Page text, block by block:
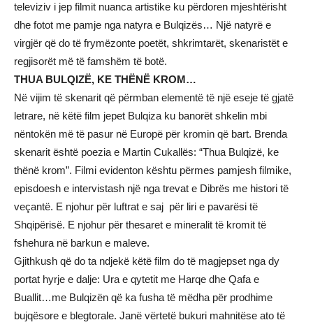
televiziv i jep filmit nuanca artistike ku përdoren mjeshtërisht
dhe fotot me pamje nga natyra e Bulqizës… Një natyrë e
virgjër që do të frymëzonte poetët, shkrimtarët, skenaristët e
regjisorët më të famshëm të botë.
THUA BULQIZË, KE THËNË KROM…
Në vijim të skenarit që përmban elementë të një eseje të gjatë
letrare, në këtë film jepet Bulqiza ku banorët shkelin mbi
nëntokën më të pasur në Europë për kromin që bart. Brenda
skenarit është poezia e Martin Cukallës: “Thua Bulqizë, ke
thënë krom”. Filmi evidenton kështu përmes pamjesh filmike,
episdoesh e intervistash një nga trevat e Dibrës me histori të
veçantë. E njohur për luftrat e saj për liri e pavarësi të
Shqipërisë. E njohur për thesaret e mineralit të kromit të
fshehura në barkun e maleve.
Gjithkush që do ta ndjekë këtë film do të magjepset nga dy
portat hyrje e dalje: Ura e qytetit me Harqe dhe Qafa e
Buallit…me Bulqizën që ka fusha të mëdha për prodhime
bujqësore e blegtorale. Janë vërtetë bukuri mahnitëse ato të